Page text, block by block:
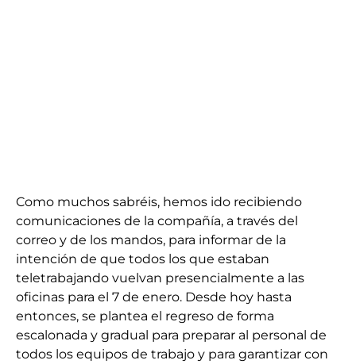
Como muchos sabréis, hemos ido recibiendo
comunicaciones de la compañía, a través del
correo y de los mandos, para informar de la
intención de que todos los que estaban
teletrabajando vuelvan presencialmente a las
oficinas para el 7 de enero. Desde hoy hasta
entonces, se plantea el regreso de forma
escalonada y gradual para preparar al personal de
todos los equipos de trabajo y para garantizar con